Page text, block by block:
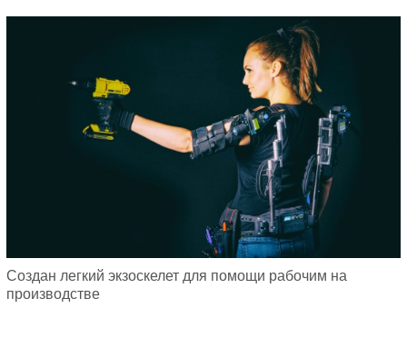
Создан легкий экзоскелет для помощи рабочим на
производстве